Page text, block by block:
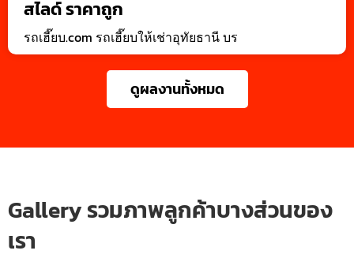
สไลด์ ราคาถูก
รถเฮี๊ยบ.com รถเฮี๊ยบให้เช่าอุทัยธานี บร
ดูผลงานทั้งหมด
Gallery รวมภาพลูกค้าบางส่วนของ
เรา